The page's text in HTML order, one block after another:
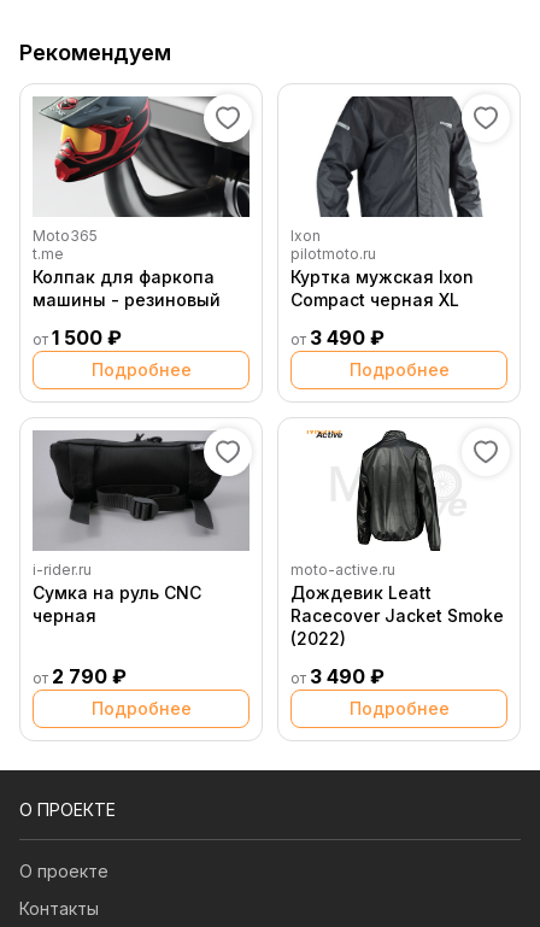
Рекомендуем
Moto365
t.me
Колпак для фаркопа
машины - резиновый
от 1 500 ₽
Подробнее
Ixon
pilotmoto.ru
Куртка мужская Ixon
Compact черная XL
от 3 490 ₽
Подробнее
i-rider.ru
Сумка на руль CNC
черная
от 2 790 ₽
Подробнее
moto-active.ru
Дождевик Leatt
Racecover Jacket Smoke
(2022)
от 3 490 ₽
Подробнее
О ПРОЕКТЕ
О проекте
Контакты